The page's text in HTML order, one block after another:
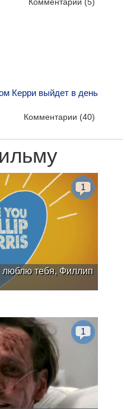
Керри выйдет в день
Комментарии (40)
тебя, Филлип
1
1